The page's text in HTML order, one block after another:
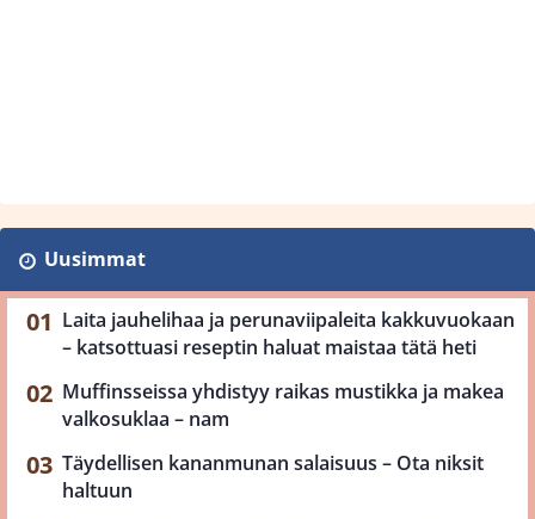
Uusimmat
Laita jauhelihaa ja perunaviipaleita kakkuvuokaan
– katsottuasi reseptin haluat maistaa tätä heti
Muffinsseissa yhdistyy raikas mustikka ja makea
valkosuklaa – nam
Täydellisen kananmunan salaisuus – Ota niksit
haltuun